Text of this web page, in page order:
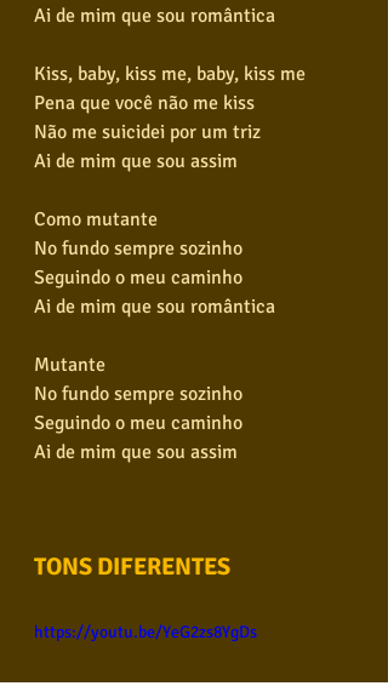
Ai de mim que sou romântica
Kiss, baby, kiss me, baby, kiss me
Pena que você não me kiss
Não me suicidei por um triz
Ai de mim que sou assim
Como mutante
No fundo sempre sozinho
Seguindo o meu caminho
Ai de mim que sou romântica
Mutante
No fundo sempre sozinho
Seguindo o meu caminho
Ai de mim que sou assim
TONS DIFERENTES
https://youtu.be/YeG2zs8YgDs